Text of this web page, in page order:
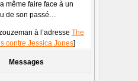
même faire face à un
de son passé…
à l’adresse The
contre Jessica Jones]
Messages